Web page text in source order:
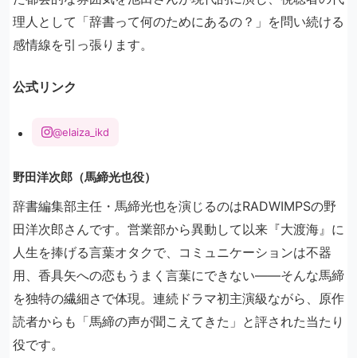
理人として「辞書って何のためにあるの？」を問い続ける
感情線を引っ張ります。
公式リンク
@elaiza_ikd
野田洋次郎（馬締光也役）
辞書編集部主任・馬締光也を演じるのはRADWIMPSの野
田洋次郎さんです。営業部から異動して以来『大渡海』に
人生を捧げる言葉オタクで、コミュニケーションは不器
用、香具矢への恋もうまく言葉にできない――そんな馬締
を独特の繊細さで体現。連続ドラマ初主演級ながら、原作
読者からも「馬締の声が聞こえてきた」と評された当たり
役です。